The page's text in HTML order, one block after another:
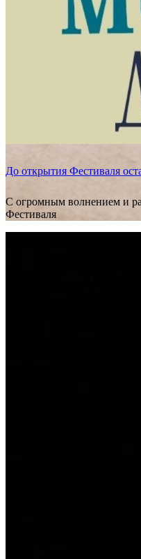
До открытия Фестиваля
С огромным волнением и
Фестиваля